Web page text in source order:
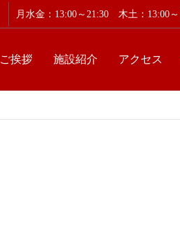
月水金：13:00～21:30 木土：13:00～
ご挨拶 施設紹介 アクセス